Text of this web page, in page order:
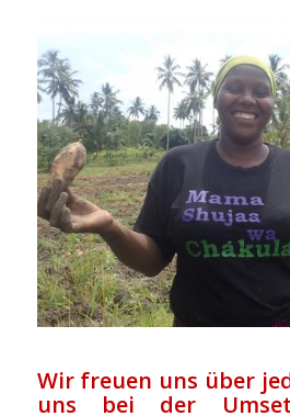
Wir freuen uns über
uns bei der